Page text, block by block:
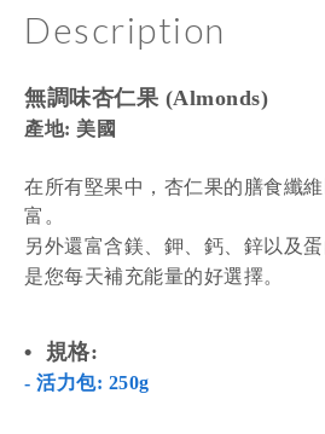
Description
無調味杏仁果 (Almonds)
產地: 美國
在所有堅果中，杏仁果的膳食纖
富。
另外還富含鎂、鉀、鈣、鋅以及
是您每天補充能量的好選擇。
• 規格:
- 活力包: 250g